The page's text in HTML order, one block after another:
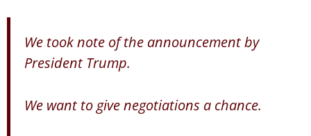
We took note of the announcement by
President Trump.
We want to give negotiations a chance.